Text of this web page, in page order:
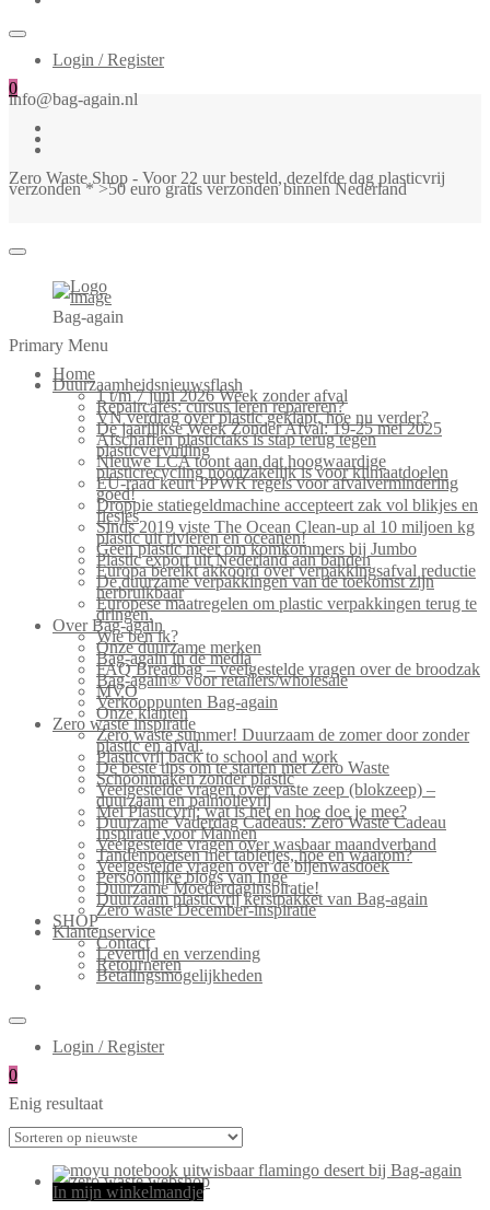
Login / Register
0
info@bag-again.nl
Zero Waste Shop - Voor 22 uur besteld, dezelfde dag plasticvrij
verzonden * >50 euro gratis verzonden binnen Nederland
Bag-again
Primary Menu
Home
Duurzaamheidsnieuwsflash
1 t/m 7 juni 2026 Week zonder afval
Repaircafés: cursus leren repareren?
VN verdrag over plastic geklapt, hoe nu verder?
De jaarlijkse Week Zonder Afval: 19-25 mei 2025
Afschaffen plastictaks is stap terug tegen
plasticvervuiling
Nieuwe LCA toont aan dat hoogwaardige
plasticrecycling noodzakelijk is voor klimaatdoelen
EU-raad keurt PPWR regels voor afvalvermindering
goed!
Droppie statiegeldmachine accepteert zak vol blikjes en
flesjes
Sinds 2019 viste The Ocean Clean-up al 10 miljoen kg
plastic uit rivieren en oceanen!
Geen plastic meer om komkommers bij Jumbo
Plastic export uit Nederland aan banden
Europa bereikt akkoord over verpakkingsafval reductie
De duurzame verpakkingen van de toekomst zijn
herbruikbaar
Europese maatregelen om plastic verpakkingen terug te
dringen.
Over Bag-again
Wie ben ik?
Onze duurzame merken
Bag-again in de media
FAQ Breadbag – veelgestelde vragen over de broodzak
Bag-again® voor retailers/wholesale
MVO
Verkooppunten Bag-again
Onze klanten
Zero waste inspiratie
Zero waste summer! Duurzaam de zomer door zonder
plastic en afval.
Plasticvrij back to school and work
De beste tips om te starten met Zero Waste
Schoonmaken zonder plastic
Veelgestelde vragen over vaste zeep (blokzeep) –
duurzaam en palmolievrij
Mei Plasticvrij: wat is het en hoe doe je mee?
Duurzame Vaderdag Cadeaus: Zero Waste Cadeau
Inspiratie voor Mannen
Veelgestelde vragen over wasbaar maandverband
Tandenpoetsen met tabletjes, hoe en waarom?
Veelgestelde vragen over de bijenwasdoek
Persoonlijke blogs van Inge
Duurzame Moederdaginspiratie!
Duurzaam plasticvrij kerstpakket van Bag-again
Zero waste December-inspiratie
SHOP
Klantenservice
Contact
Levertijd en verzending
Retourneren
Betalingsmogelijkheden
Login / Register
0
Enig resultaat
In mijn winkelmandje